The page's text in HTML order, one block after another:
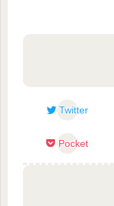
Twitter
Pocket